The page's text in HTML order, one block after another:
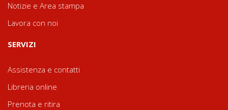
Notizie e Area stampa
Lavora con noi
SERVIZI
Assistenza e contatti
Libreria online
Prenota e ritira